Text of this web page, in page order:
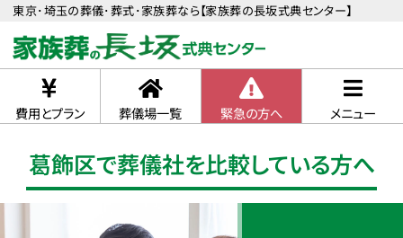
東京･埼玉の葬儀･葬式･家族葬なら【家族葬の長坂式典センター】
費用とプラン 葬儀場一覧 緊急の方へ メニュー
葛飾区で葬儀社を比較している方へ